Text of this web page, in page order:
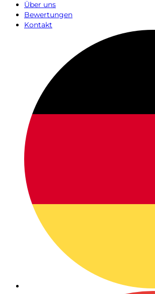
Über uns
Bewertungen
Kontakt